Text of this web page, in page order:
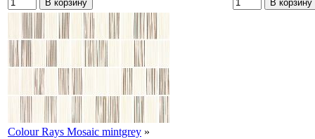
Colour Rays Mosaic mintgrey »